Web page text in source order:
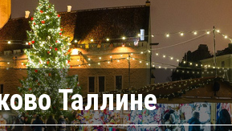
Таллине